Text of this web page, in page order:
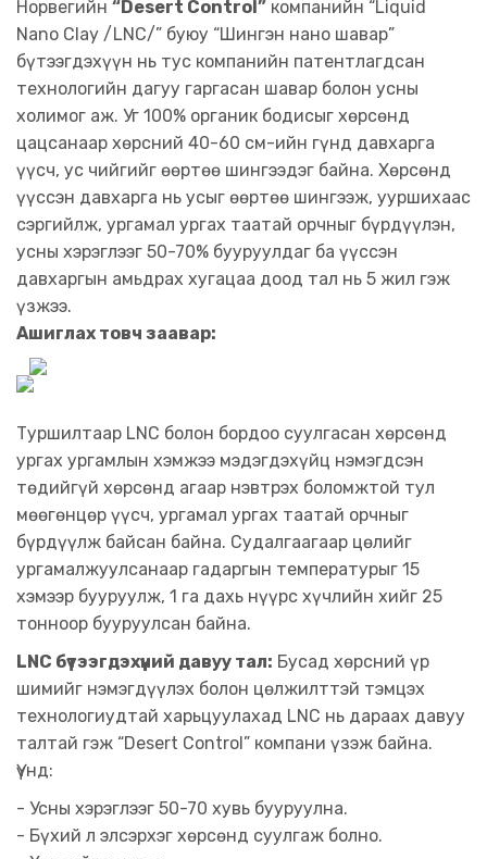
Норвегийн “Desert Control” компанийн “Liquid
Nano Clay /LNC/” буюу “Шингэн нано шавар”
бүтээгдэхүүн нь тус компанийн патентлагдсан
технологийн дагуу гаргасан шавар болон усны
холимог аж. Уг 100% органик бодисыг хөрсөнд
цацсанаар хөрсний 40-60 см-ийн гүнд давхарга
үүсч, ус чийгийг өөртөө шингээдэг байна. Хөрсөнд
үүссэн давхарга нь усыг өөртөө шингээж, ууршихаас
сэргийлж, ургамал ургах таатай орчныг бүрдүүлэн,
усны хэрэглээг 50-70% бууруулдаг ба үүссэн
давхаргын амьдрах хугацаа доод тал нь 5 жил гэж
үзжээ.
Ашиглах товч заавар:
Туршилтаар LNC болон бордоо суулгасан хөрсөнд
ургах ургамлын хэмжээ мэдэгдэхүйц нэмэгдсэн
төдийгүй хөрсөнд агаар нэвтрэх боломжтой тул
мөөгөнцөр үүсч, ургамал ургах таатай орчныг
бүрдүүлж байсан байна. Судалгаагаар цөлийг
ургамалжуулсанаар гадаргын температурыг 15
хэмээр бууруулж, 1 га дахь нүүрс хүчлийн хийг 25
тонноор бууруулсан байна.
LNC бүтээгдэхүүний давуу тал: Бусад хөрсний үр
шимийг нэмэгдүүлэх болон цөлжилттэй тэмцэх
технологиудтай харьцуулахад LNC нь дараах давуу
талтай гэж “Desert Control” компани үзэж байна.
Үүнд:
- Усны хэрэглээг 50-70 хувь бууруулна.
- Бүхий л элсэрхэг хөрсөнд суулгаж болно.